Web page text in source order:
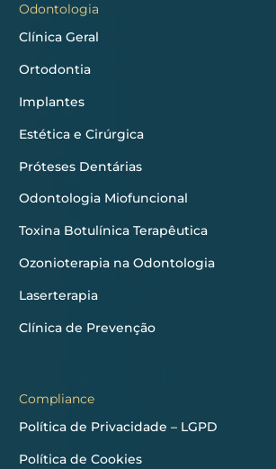
Odontologia
Clínica Geral
Ortodontia
Implantes
Estética e Cirúrgica
Próteses Dentárias
Odontologia Miofuncional
Toxina Botulínica Terapêutica
Ozonioterapia na Odontologia
Laserterapia
Clínica de Prevenção
Compliance
Política de Privacidade – LGPD
Política de Cookies